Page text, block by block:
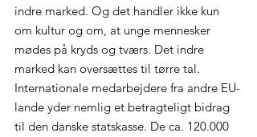
indre marked. Og det handler ikke kun
om kultur og om, at unge mennesker
mødes på kryds og tværs. Det indre
marked kan oversættes til tørre tal.
Internationale medarbejdere fra andre EU-
lande yder nemlig et betragteligt bidrag
til den danske statskasse. De ca. 120.000